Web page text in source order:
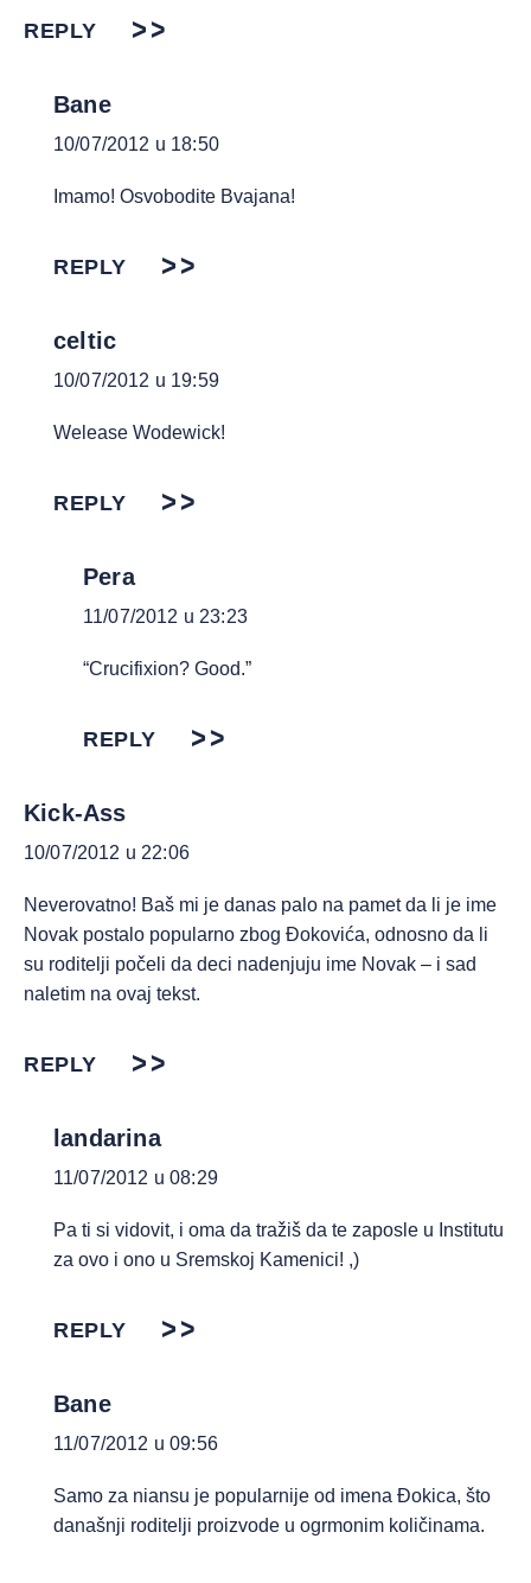
REPLY
Bane
10/07/2012 u 18:50
Imamo! Osvobodite Bvajana!
REPLY
celtic
10/07/2012 u 19:59
Welease Wodewick!
REPLY
Pera
11/07/2012 u 23:23
“Crucifixion? Good.”
REPLY
Kick-Ass
10/07/2012 u 22:06
Neverovatno! Baš mi je danas palo na pamet da li je ime
Novak postalo popularno zbog Đokovića, odnosno da li
su roditelji počeli da deci nadenjuju ime Novak – i sad
naletim na ovaj tekst.
REPLY
landarina
11/07/2012 u 08:29
Pa ti si vidovit, i oma da tražiš da te zaposle u Institutu
za ovo i ono u Sremskoj Kamenici! ,)
REPLY
Bane
11/07/2012 u 09:56
Samo za niansu je popularnije od imena Đokica, što
današnji roditelji proizvode u ogrmonim količinama.